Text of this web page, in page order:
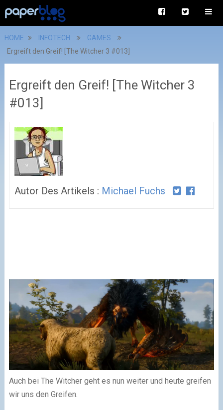
HOME INFOTECH
GAMES
Ergreift den Greif! [The Witcher 3 #013]
Ergreift den Greif! [The Witcher 3
#013]
Autor Des Artikels : Michael Fuchs
Auch bei The Witcher geht es nun weiter und heute greifen
wir uns den Greifen.